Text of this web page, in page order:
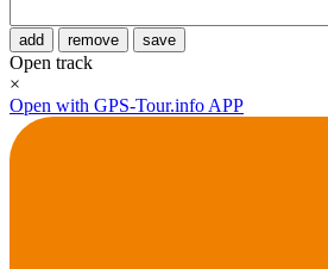
add remove save
Open track
×
Open with GPS-Tour.info APP